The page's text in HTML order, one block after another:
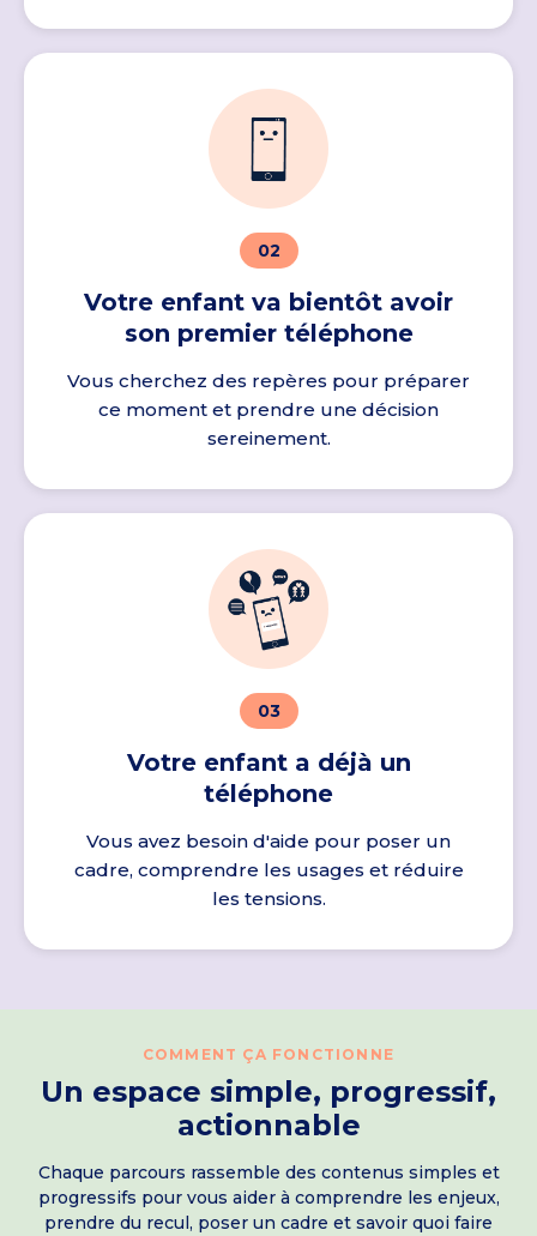
02
Votre enfant va bientôt avoir
son premier téléphone
Vous cherchez des repères pour préparer
ce moment et prendre une décision
sereinement.
03
Votre enfant a déjà un
téléphone
Vous avez besoin d'aide pour poser un
cadre, comprendre les usages et réduire
les tensions.
COMMENT ÇA FONCTIONNE
Un espace simple, progressif,
actionnable
Chaque parcours rassemble des contenus simples et
progressifs pour vous aider à comprendre les enjeux,
prendre du recul, poser un cadre et savoir quoi faire